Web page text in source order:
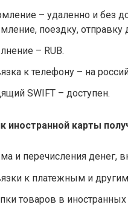
– удаленно и без
поездку, отправку
– RUB.
к телефону – на
SWIFT – доступен.
иностранной карты
и перечисления денег,
к платежным и
товаров в